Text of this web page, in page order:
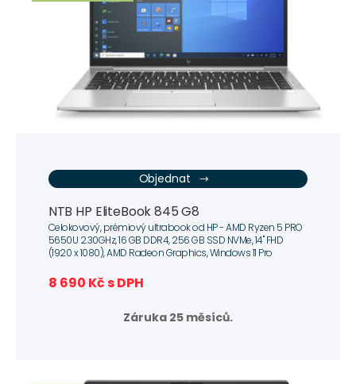
Objednat
NTB HP EliteBook 845 G8
Celokovový, prémiový ultrabook od HP - AMD Ryzen 5 PRO
5650U 2.30GHz, 16 GB DDR4, 256 GB SSD NVMe, 14" FHD
(1920 x 1080), AMD Radeon Graphics, Windows 11 Pro
8 690 Kč s DPH
Záruka 25 měsíců.